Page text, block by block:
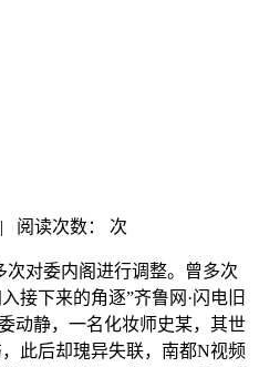
阅读次数： 次
对委内阁进行调整。曾多次
接下来的角逐”齐鲁网·闪电旧
动静，一名化妆师史某，其世
此后却瑰异失联，南都N视频